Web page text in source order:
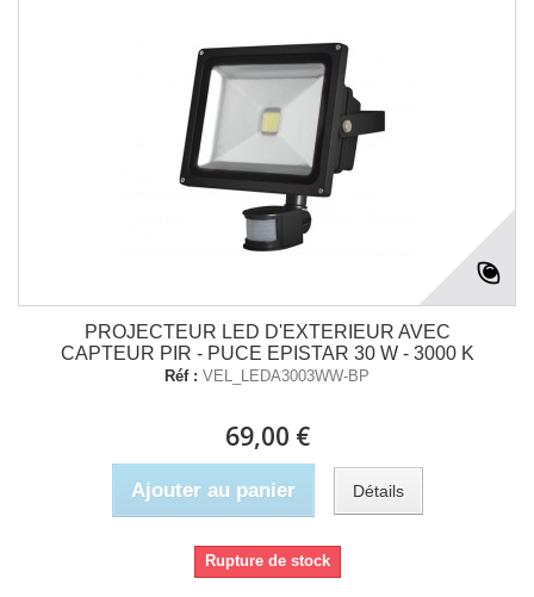
PROJECTEUR LED D'EXTERIEUR AVEC
CAPTEUR PIR - PUCE EPISTAR 30 W - 3000 K
Réf : VEL_LEDA3003WW-BP
69,00 €
Ajouter au panier Détails
Rupture de stock